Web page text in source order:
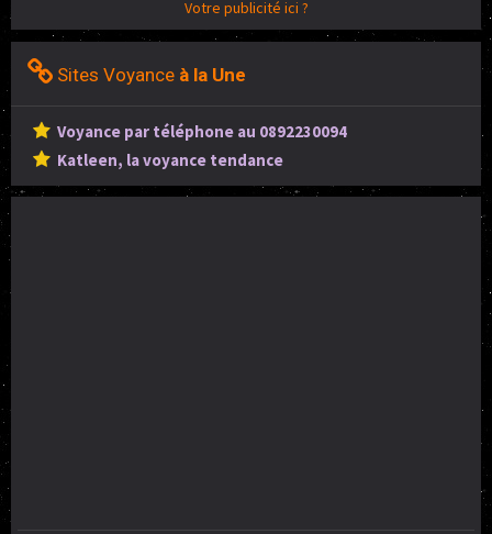
Votre publicité ici ?
Sites Voyance à la Une
Voyance par téléphone au 0892230094
Katleen, la voyance tendance